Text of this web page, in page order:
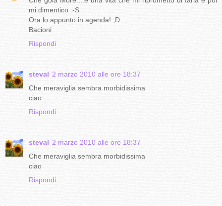
mi dimentico :-S
Ora lo appunto in agenda! ;D
Bacioni
Rispondi
steval 2 marzo 2010 alle ore 18:37
Che meraviglia sembra morbidissima
ciao
Rispondi
steval 2 marzo 2010 alle ore 18:37
Che meraviglia sembra morbidissima
ciao
Rispondi